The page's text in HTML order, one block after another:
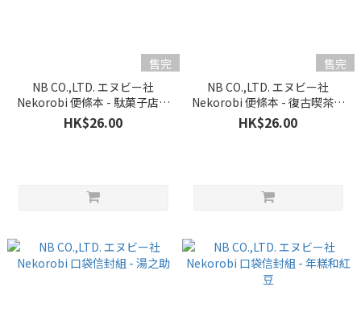
售完
NB CO.,LTD. エヌビー社
Nekorobi 便條本 - 駄菓子店的
看板貓 年糕和紅豆
HK$26.00
售完
NB CO.,LTD. エヌビー社
Nekorobi 便條本 - 復古喫茶店
の店主貓 茂三郎
HK$26.00